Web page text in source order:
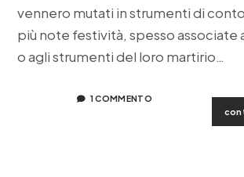
vennero mutati in strumenti di
più note festività, spesso associate
o agli strumenti del loro martirio…
1 COMMENTO